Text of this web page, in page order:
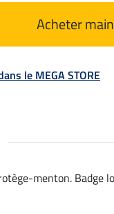
Acheter
le MEGA STORE
menton. Badge